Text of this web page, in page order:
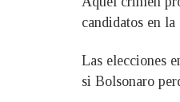
candidatos en la
Las elecciones
si Bolsonaro